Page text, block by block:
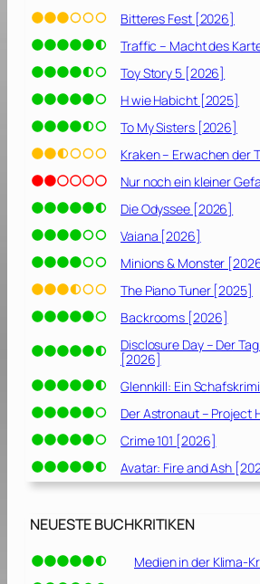
Bitteres Fest [2026]
Traffic – Macht des
Toy Story 5 [2026]
H wie Habicht [2025]
To My Sisters [2026]
Kraken – Erwachen der
Nur noch ein kleiner
Die Odyssee [2026]
Vaiana [2026]
Minions & Monster
The Piano Tuner [2025]
Backrooms [2026]
Disclosure Day – Der
[2026]
Glennkill: Ein
Der Astronaut – Project
Crime 101 [2026]
Avatar: Fire and Ash
NEUESTE BUCHKRITIKEN
Medien in der Klima-